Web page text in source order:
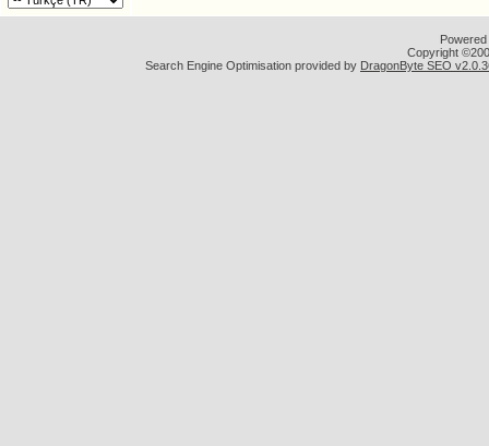
Copyright
Search Engine Optimisation provided by DragonByte SEO